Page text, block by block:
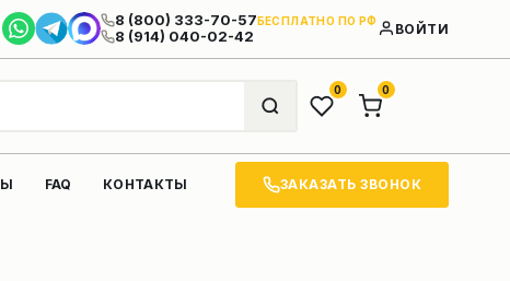
8 (800) 333-70-57БЕСПЛАТНО ПО РФ
8 (914) 040-02-42 ВОЙТИ
0 0
FAQ КОНТАКТЫ ЗАКАЗАТЬ ЗВОНОК